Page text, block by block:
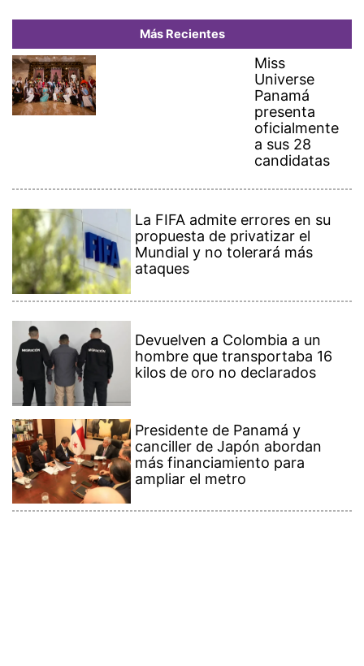
Más Recientes
Miss
Universe
Panamá
presenta
oficialmente
a sus 28
candidatas
La FIFA admite errores en su
propuesta de privatizar el
Mundial y no tolerará más
ataques
Devuelven a Colombia a un
hombre que transportaba 16
kilos de oro no declarados
Presidente de Panamá y
canciller de Japón abordan
más financiamiento para
ampliar el metro